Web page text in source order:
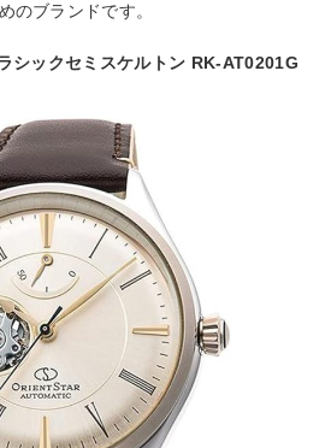
のブランドです。
シックセミスケルトン RK-AT0201G